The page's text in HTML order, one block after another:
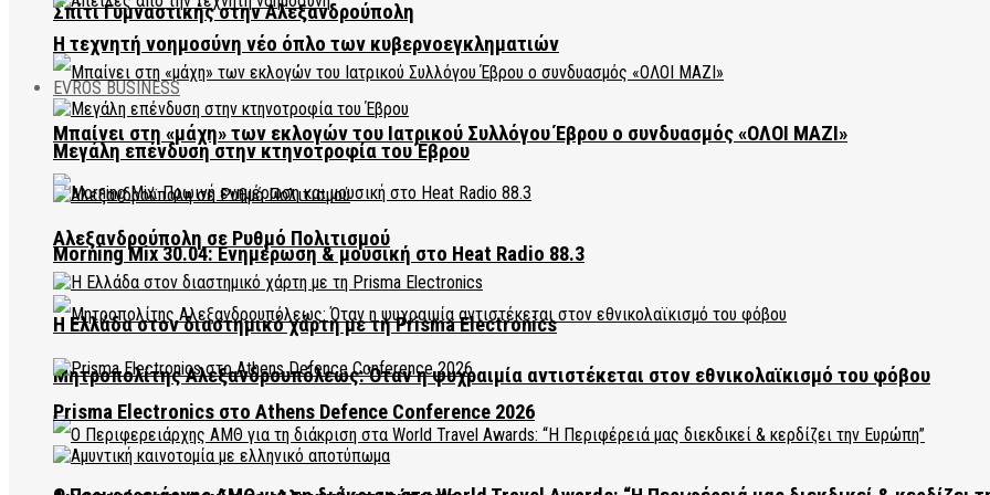
Σπίτι Γυμναστικής στην Αλεξανδρούπολη
Μπαίνει στη «μάχη» των εκλογών του Ιατρικού Συλλόγου Έβρου ο συνδυασμός «ΟΛΟΙ ΜΑΖΙ»
Morning Mix 30.04: Ενημέρωση & μουσική στο Heat Radio 88.3
Μητροπολίτης Αλεξανδρουπόλεως: Όταν η ψυχραιμία αντιστέκεται στον εθνικολαϊκισμό του φόβου
Η τεχνητή νοημοσύνη νέο όπλο των κυβερνοεγκληματιών
EVROS BUSINESS
Μεγάλη επένδυση στην κτηνοτροφία του Έβρου
Αλεξανδρούπολη σε Ρυθμό Πολιτισμού
Η Ελλάδα στον διαστημικό χάρτη με τη Prisma Electronics
Prisma Electronics στο Athens Defence Conference 2026